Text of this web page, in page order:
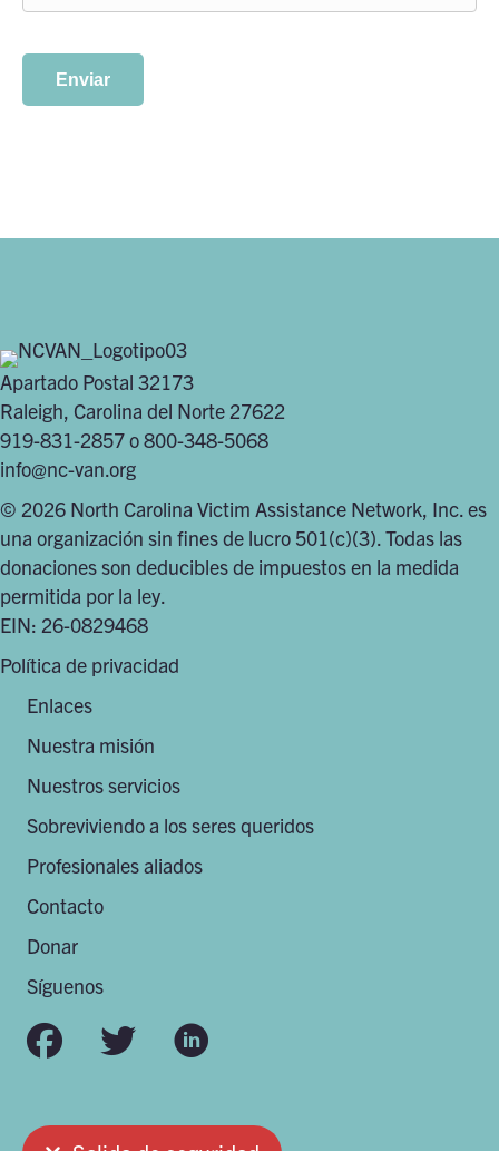
Apartado Postal 32173
Raleigh, Carolina del Norte 27622
919-831-2857 o 800-348-5068
info@nc-van.org
© 2026 North Carolina Victim Assistance Network, Inc. es
una organización sin fines de lucro 501(c)(3). Todas las
donaciones son deducibles de impuestos en la medida
permitida por la ley.
EIN: 26-0829468
Política de privacidad
Enlaces
Nuestra misión
Nuestros servicios
Sobreviviendo a los seres queridos
Profesionales aliados
Contacto
Donar
Síguenos